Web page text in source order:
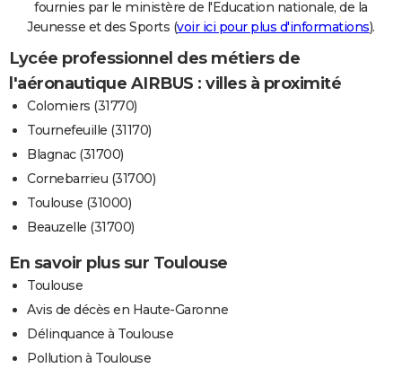
fournies par le ministère de l'Education nationale, de la
Jeunesse et des Sports (voir ici pour plus d'informations).
Lycée professionnel des métiers de
l'aéronautique AIRBUS : villes à proximité
Colomiers (31770)
Tournefeuille (31170)
Blagnac (31700)
Cornebarrieu (31700)
Toulouse (31000)
Beauzelle (31700)
En savoir plus sur Toulouse
Toulouse
Avis de décès en Haute-Garonne
Délinquance à Toulouse
Pollution à Toulouse